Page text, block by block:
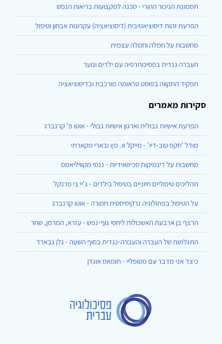
תסמונת הניכור ההורי - סכנה למקצועות בריאות הנפש
הפרעת זהות דיסוציאטיבית (דיסוציאציה) עקרונות אבחון וטיפול
מחשבות על חמלה וחמלה עצמית
העברה נגדית בפסיכותרפיה עם ילדים ונוער
תפקיד התקווה בפוסט טראומה מורכבת ובדיסוציאציה
סקירות מאמרים
הפרעת אישיות גבולית וארגון אישיות גבולי - אוטו פ' קרנברג
מודל 'סקס טוב-דיו' - מייקל א. מץ ובארי מקארתי
מחשבות על דינמיקות סכיזואידיות - ננסי מקוויליאמס
תהליכים טיפוליים חיוניים בטיפול בילדים - ג'יי בי פרנקל
על הטיפול בפתולוגיה נרקיסיסטית חמורה - אוטו קרנברג
הרצף בן ארבעת האשכולות ליחסי גוף-נפש - עזרא, המרמן, שחר
התגלמות של העברה והעברה-נגדית בסוף השעה - גלן גבארד
כיצד אני מדבר עם מטופליי - תומאס אוגדן